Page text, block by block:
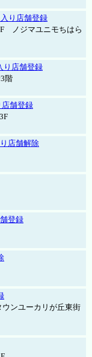
り店舗登録
ノジマユニモちはら
り店舗登録
階
店舗登録
店舗解除
登録
ンユーカリが丘東街